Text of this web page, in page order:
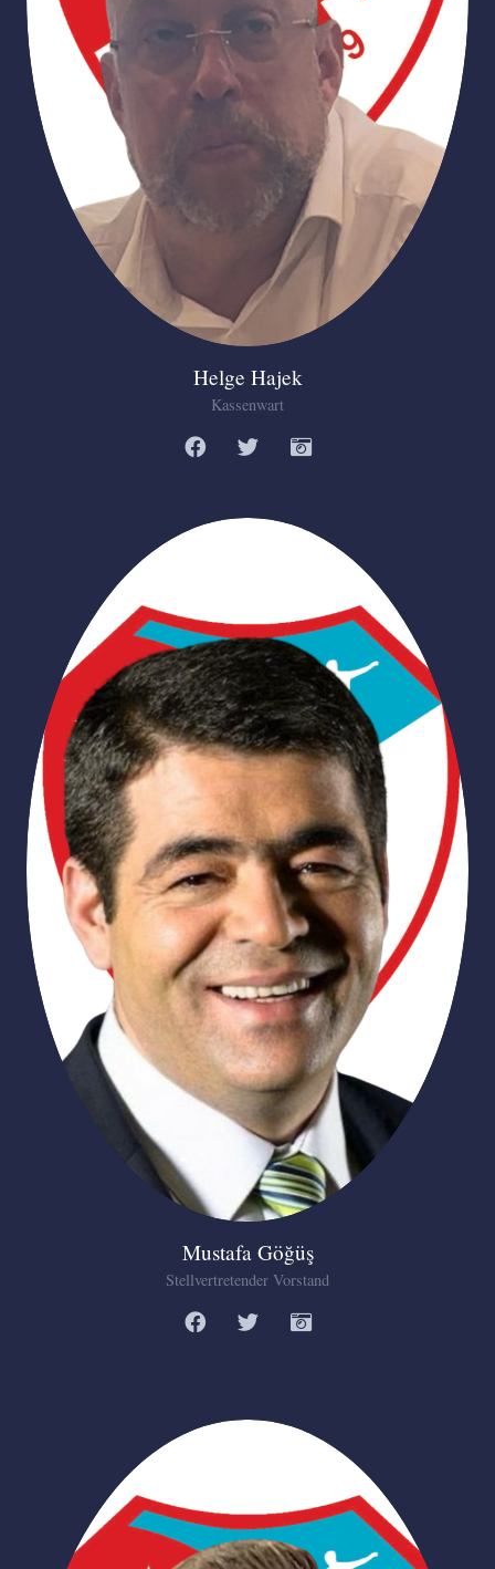
Helge Hajek
Kassenwart
Mustafa Göğüş
Stellvertretender Vorstand